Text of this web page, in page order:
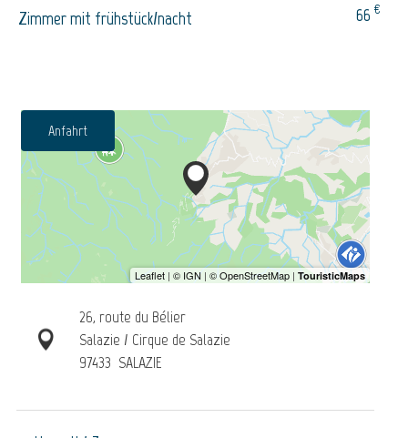
Zimmer mit frühstück/nacht 66 €
Anfahrt
26, route du Bélier
Salazie / Cirque de Salazie
97433 SALAZIE